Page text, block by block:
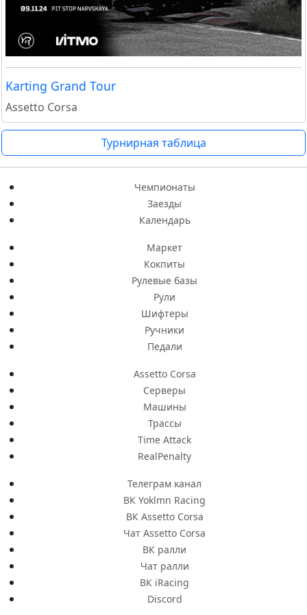
Karting Grand Tour
Assetto Corsa
Турнирная таблица
Чемпионаты
Заезды
Календарь
Маркет
Кокпиты
Рулевые базы
Рули
Шифтеры
Ручники
Педали
Assetto Corsa
Серверы
Машины
Трассы
Time Attack
RealPenalty
Телеграм канал
ВК Yoklmn Racing
ВК Assetto Corsa
Чат Assetto Corsa
ВК ралли
Чат ралли
ВК iRacing
Discord